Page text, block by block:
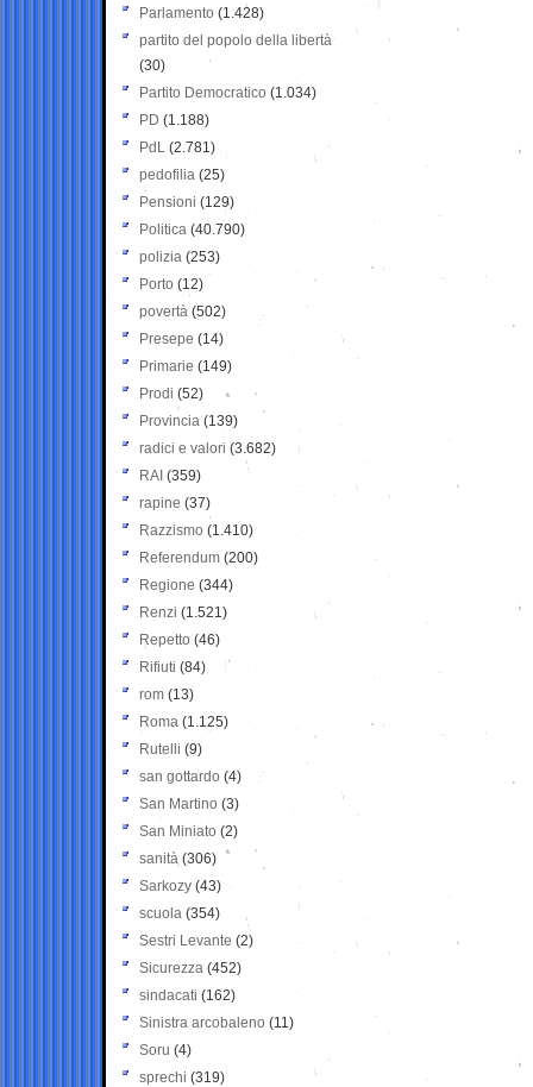
Parlamento (1.428)
partito del popolo della libertà
(30)
Partito Democratico (1.034)
PD (1.188)
PdL (2.781)
pedofilia (25)
Pensioni (129)
Politica (40.790)
polizia (253)
Porto (12)
povertà (502)
Presepe (14)
Primarie (149)
Prodi (52)
Provincia (139)
radici e valori (3.682)
RAI (359)
rapine (37)
Razzismo (1.410)
Referendum (200)
Regione (344)
Renzi (1.521)
Repetto (46)
Rifiuti (84)
rom (13)
Roma (1.125)
Rutelli (9)
san gottardo (4)
San Martino (3)
San Miniato (2)
sanità (306)
Sarkozy (43)
scuola (354)
Sestri Levante (2)
Sicurezza (452)
sindacati (162)
Sinistra arcobaleno (11)
Soru (4)
sprechi (319)